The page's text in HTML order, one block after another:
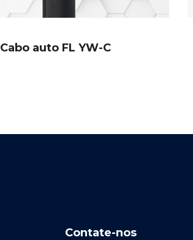
Cabo auto FL YW-C
Contate-nos